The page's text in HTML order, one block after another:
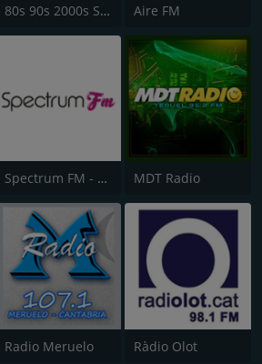
80s 90s 2000s Super Hits UK Aire FM
Spectrum FM - Mallorca MDT Radio
Radio Meruelo Ràdio Olot